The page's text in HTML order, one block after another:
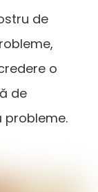
de
o
de